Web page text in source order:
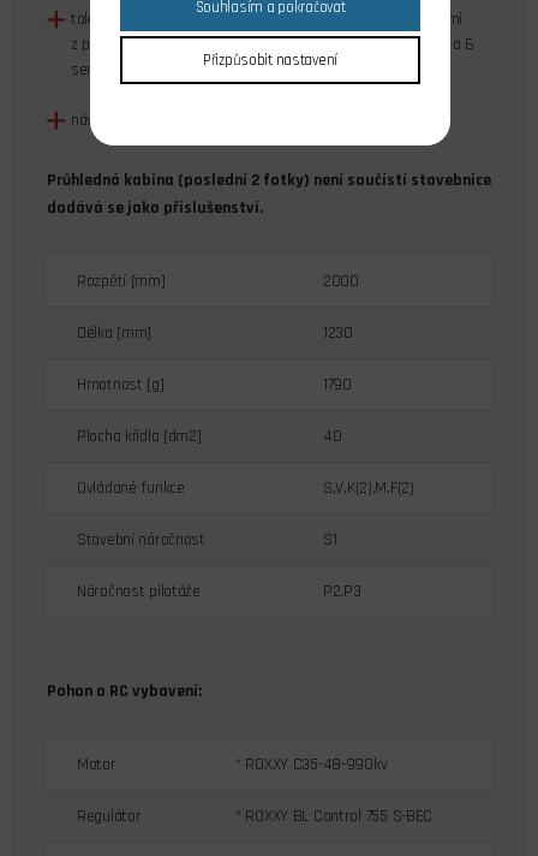
takřka hotový model s trupem, křídlem a ocasními plochami
z pěnového ELAPORu s osazeným motorem, regulátorem a 6
servy
návod
Průhledná kabina (poslední 2 fotky) není součístí stavebnice
dodává se jako přislušenství.
Rozpětí [mm] 2000
Délka [mm] 1230
Hmotnost [g] 1790
Plocha křídla [dm2] 40
Ovládané funkce S,V,K(2),M,F(2)
Stavební náročnost S1
Náročnost pilotáže P2,P3
Pohon a RC vybavení:
Motor * ROXXY C35-48-990kv
Regulátor * ROXXY BL Control 755 S-BEC
Souhlasím a pokračovat
Přizpůsobit nastavení